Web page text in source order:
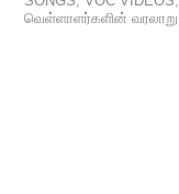
வெள்ளாளர்களின் வரலாறு